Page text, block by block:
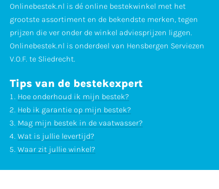
Onlinebestek.nl is dé online bestekwinkel met het
grootste assortiment en de bekendste merken, tegen
prijzen die ver onder de winkel adviesprijzen liggen.
Onlinebestek.nl is onderdeel van Hensbergen Serviezen
V.O.F. te Sliedrecht.
Tips van de bestekexpert
Hoe onderhoud ik mijn bestek?
Heb ik garantie op mijn bestek?
Mag mijn bestek in de vaatwasser?
Wat is jullie levertijd?
Waar zit jullie winkel?